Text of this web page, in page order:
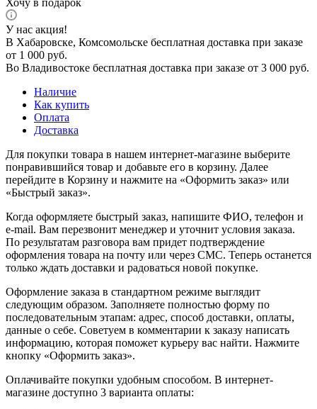
У нас акция!
В Хабаровске, Комсомольске бесплатная доставка при заказе
от 1 000 руб.
Во Владивостоке бесплатная доставка при заказе от 3 000 руб.
Наличие
Как купить
Оплата
Доставка
Для покупки товара в нашем интернет-магазине выберите
понравившийся товар и добавьте его в корзину. Далее
перейдите в Корзину и нажмите на «Оформить заказ» или
«Быстрый заказ».
Когда оформляете быстрый заказ, напишите ФИО, телефон и
e-mail. Вам перезвонит менеджер и уточнит условия заказа.
По результатам разговора вам придет подтверждение
оформления товара на почту или через СМС. Теперь останется
только ждать доставки и радоваться новой покупке.
Оформление заказа в стандартном режиме выглядит
следующим образом. Заполняете полностью форму по
последовательным этапам: адрес, способ доставки, оплаты,
данные о себе. Советуем в комментарии к заказу написать
информацию, которая поможет курьеру вас найти. Нажмите
кнопку «Оформить заказ».
Оплачивайте покупки удобным способом. В интернет-
магазине доступно 3 варианта оплаты: